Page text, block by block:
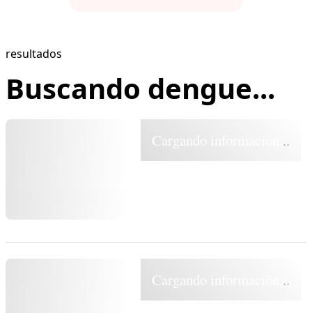
resultados
Buscando dengue...
Cargando información...
Cargando información...